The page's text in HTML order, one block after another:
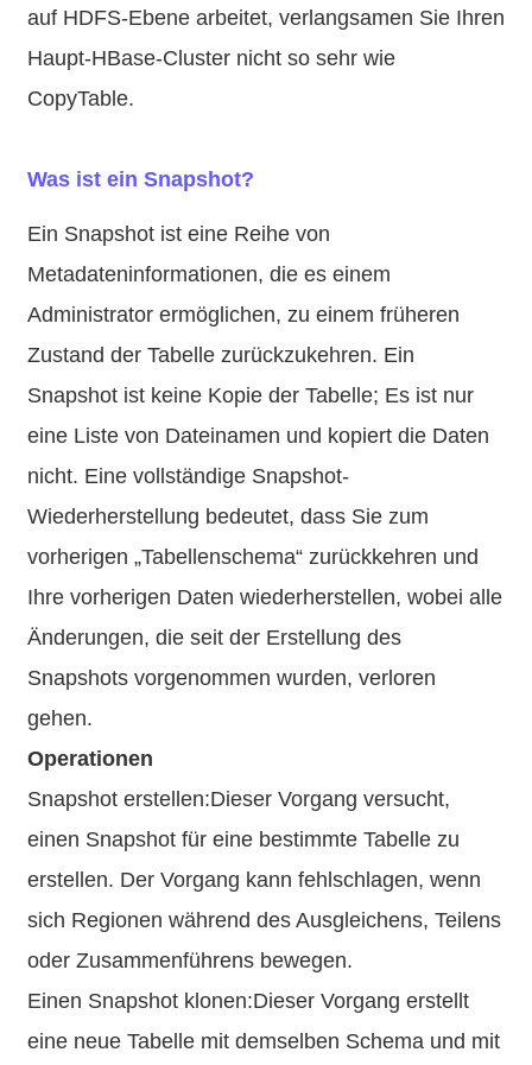
auf HDFS-Ebene arbeitet, verlangsamen Sie Ihren
Haupt-HBase-Cluster nicht so sehr wie
CopyTable.
Was ist ein Snapshot?
Ein Snapshot ist eine Reihe von
Metadateninformationen, die es einem
Administrator ermöglichen, zu einem früheren
Zustand der Tabelle zurückzukehren. Ein
Snapshot ist keine Kopie der Tabelle; Es ist nur
eine Liste von Dateinamen und kopiert die Daten
nicht. Eine vollständige Snapshot-
Wiederherstellung bedeutet, dass Sie zum
vorherigen „Tabellenschema“ zurückkehren und
Ihre vorherigen Daten wiederherstellen, wobei alle
Änderungen, die seit der Erstellung des
Snapshots vorgenommen wurden, verloren
gehen.
Operationen
Snapshot erstellen:Dieser Vorgang versucht,
einen Snapshot für eine bestimmte Tabelle zu
erstellen. Der Vorgang kann fehlschlagen, wenn
sich Regionen während des Ausgleichens, Teilens
oder Zusammenführens bewegen.
Einen Snapshot klonen:Dieser Vorgang erstellt
eine neue Tabelle mit demselben Schema und mit